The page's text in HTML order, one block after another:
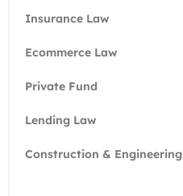
Insurance Law
Ecommerce Law
Private Fund
Lending Law
Construction & Engineering